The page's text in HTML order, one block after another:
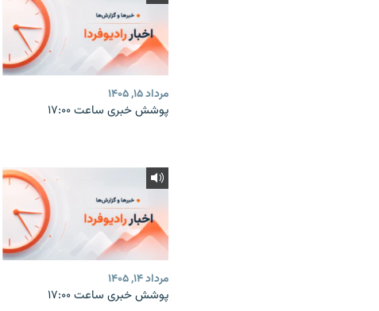
مرداد ۱۵, ۱۴۰۵
پوشش خبری ساعت ۱۷:۰۰
مرداد ۱۴, ۱۴۰۵
پوشش خبری ساعت ۱۷:۰۰